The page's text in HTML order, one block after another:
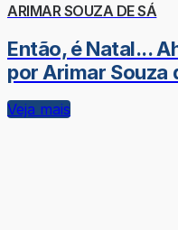
ARIMAR SOUZA DE SÁ
Então, é Natal...
por Arimar Souza
Veja mais